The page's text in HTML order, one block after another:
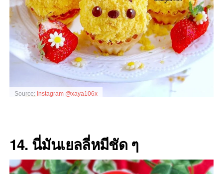
Source: Instagram @xaya106x
14. นี่มันเยลลี่หมีชัด ๆ